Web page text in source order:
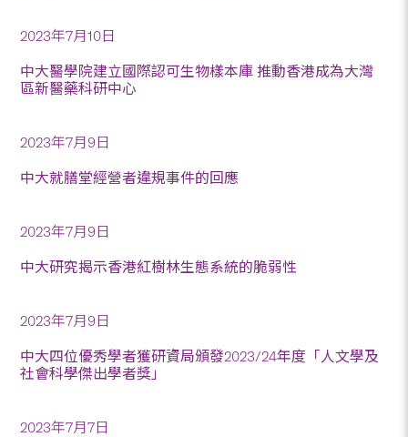
2023年7月10日
中大醫學院建立國際認可生物樣本庫 推動香港成為大灣
區新醫藥科研中心
2023年7月9日
中大就膳堂經營者違規事件的回應
2023年7月9日
中大研究揭示香港紅樹林生態系統的脆弱性
2023年7月9日
中大四位優秀學者獲研資局頒發2023/24年度「人文學及
社會科學傑出學者獎」
2023年7月7日